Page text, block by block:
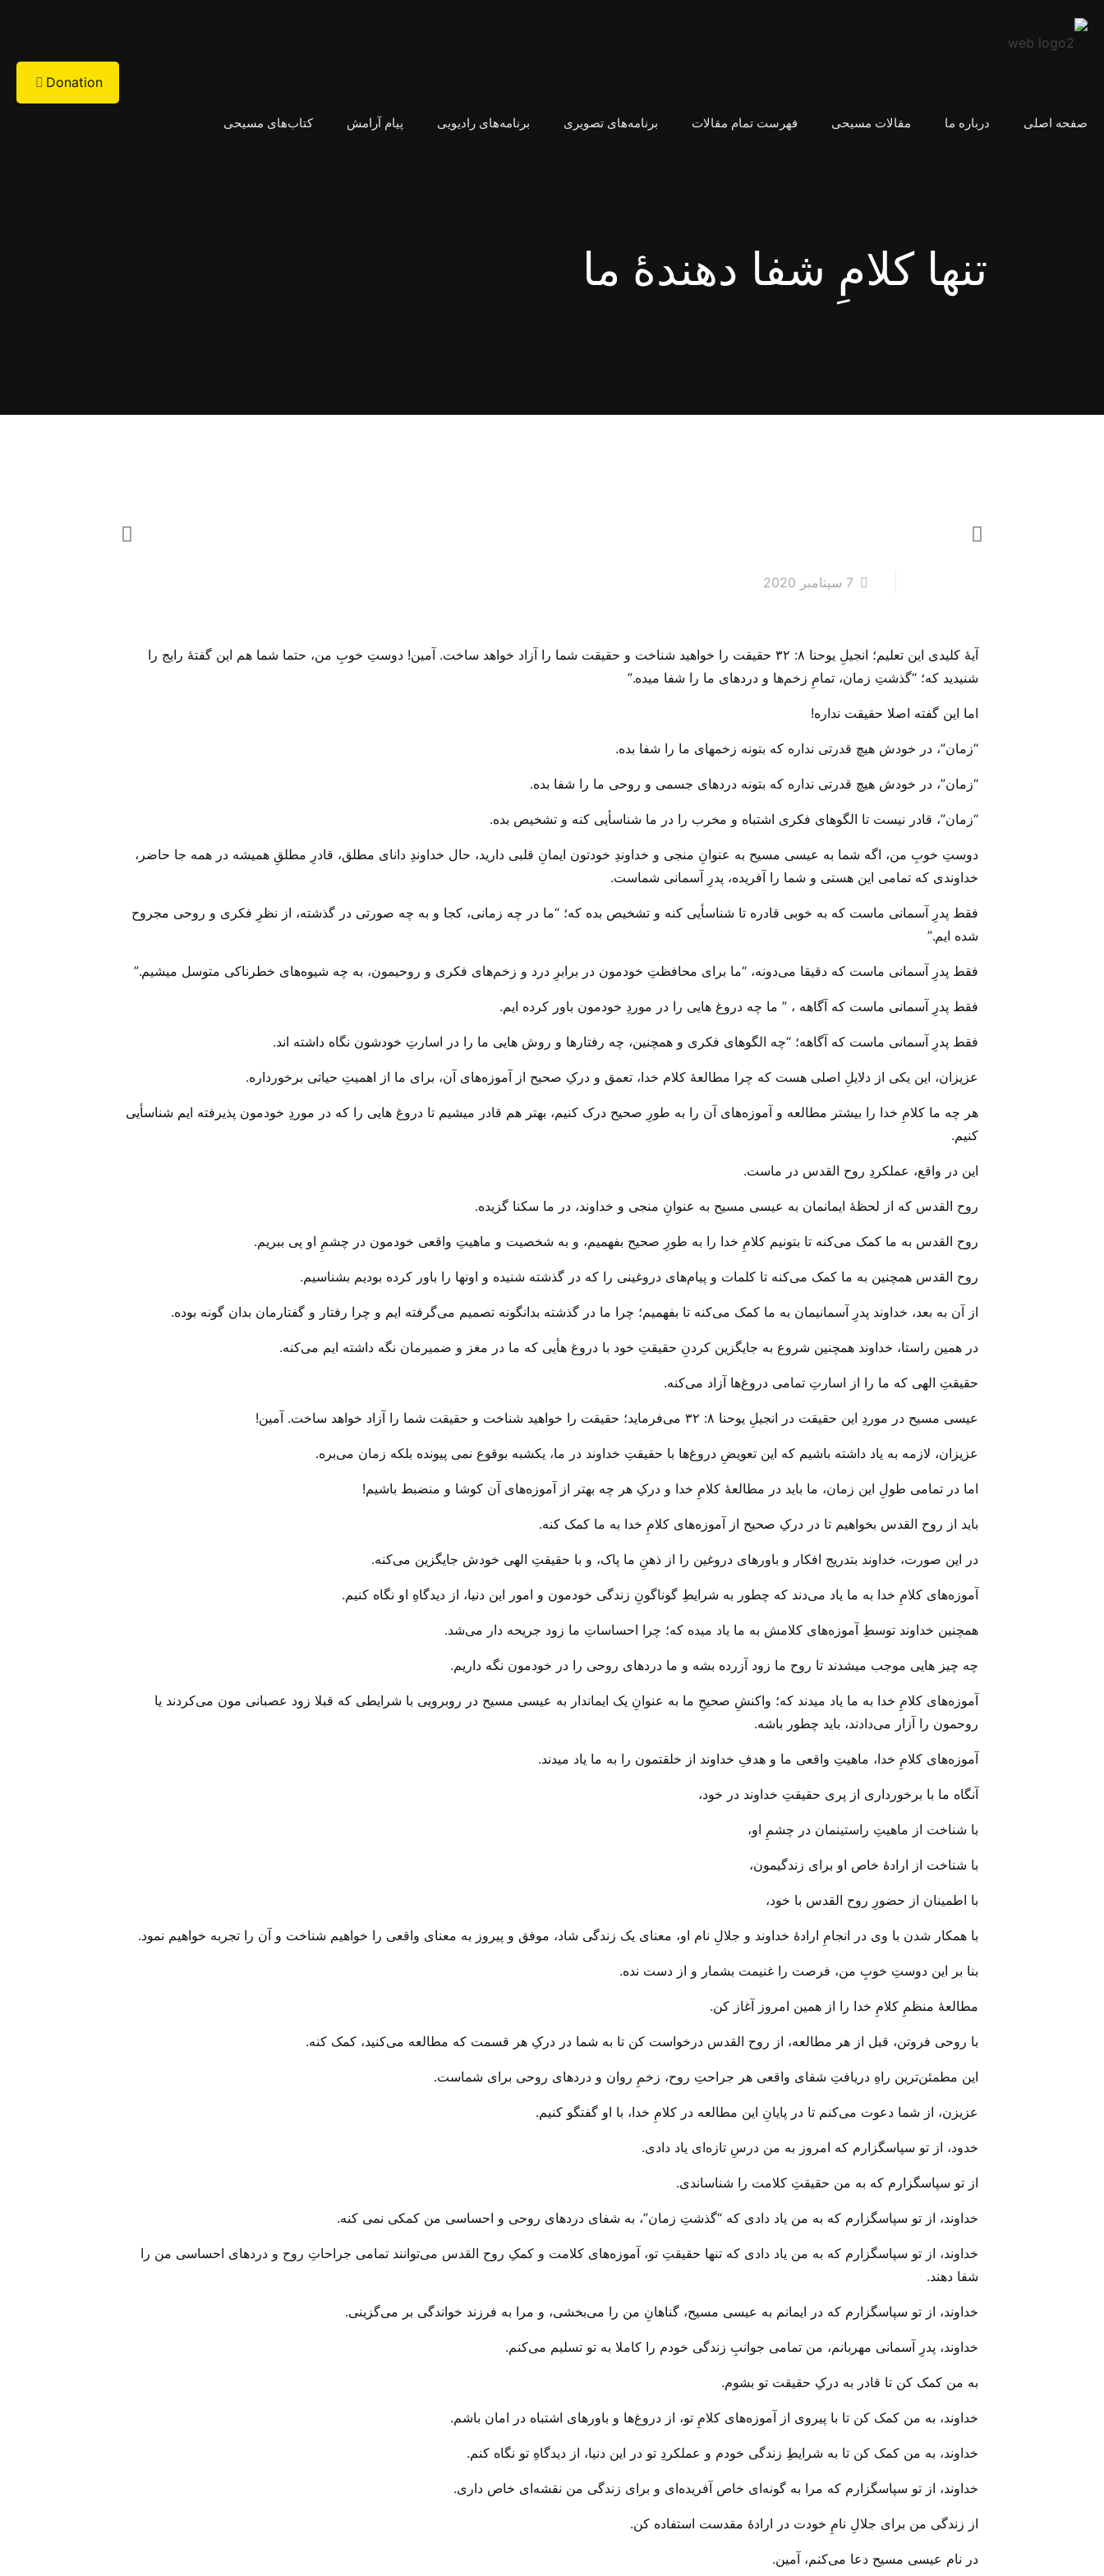
صفحه اصلی درباره ما مقالات مسیحی فهرست تمام مقالات برنامه‌های تصویری برنامه‌های رادیویی پیام آرامش کتاب‌های مسیحی
Donation
تنها کلامِ شفا دهندهٔ ما
7 سپتامبر 2020
آیهٔ کلیدی این تعلیم؛ انجیلِ یوحنا ۸: ۳۲ حقیقت را خواهید شناخت و حقیقت شما را آزاد خواهد ساخت. آمین! دوستِ خوبِ من، حتما شما هم این گفتهٔ رایج را
شنیدید که؛ “گذشتِ زمان، تمامِ زخم‌ها و درد‌های ما را شفا میده.”
اما این گفته اصلا حقیقت نداره!
“زمان”، در خودش هیچ قدرتی نداره که بتونه زخمهای ما را شفا بده.
“زمان”، در خودش هیچ قدرتی نداره که بتونه درد‌های جسمی و روحی ما را شفا بده.
“زمان”، قادر نیست تا الگو‌های فکری اشتباه و مخرب را در ما شناسأیی کنه و تشخیص بده.
دوستِ خوبِ من، اگه شما به عیسی مسیح به عنوانِ منجی و خداوندِ خودتون ایمانِ قلبی دارید، حال خداوندِ دانای مطلق، قادرِ مطلقِ همیشه در همه جا حاضر،
خداوندی که تمامی این هستی‌ و شما را آفریده، پدرِ آسمانی شماست.
فقط پدرِ آسمانی ماست که به خوبی قادره تا شناسأیی کنه و تشخیص بده که؛ “ما در چه زمانی، کجا و به چه صورتی در گذشته، از نظرِ فکری و روحی مجروح
شده ایم.”
فقط پدرِ آسمانی ماست که دقیقا می‌‌دونه، “ما برای محافظتِ خودمون در برابرِ درد و زخم‌های فکری و روحیمون، به چه شیوه‌های خطرناکی متوسل میشیم.”
فقط پدرِ آسمانی ماست که آگاهه ، ” ما چه دروغ هایی را در موردِ خودمون باور کرده ایم.
فقط پدرِ آسمانی ماست که آگاهه؛ “چه الگو‌های فکری و همچنین، چه رفتار‌ها و روش هایی ما را در اسارتِ خودشون نگاه داشته ا‌ند.
عزیزان، این یکی از دلایلِ اصلی هست که چرا مطالعهٔ کلام خدا، تعمق و درکِ صحیح از آموزه‌های آن، برای ما از اهمیتِ حیاتی برخورداره.
هر چه ما کلامِ خدا را بیشتر مطالعه و آموزه‌های آن را به طورِ صحیح درک کنیم، بهتر هم قادر میشیم تا دروغ هایی را که در موردِ خودمون پذیرفته ایم شناسأیی
کنیم.
این در واقع، عملکردِ روح القدس در ماست.
روح القدس که از لحظهٔ ایمانمان به عیسی مسیح به عنوانِ منجی و خداوند، در ما سکنا گزیده.
روح القدس به ما کمک می‌‌کنه تا بتونیم کلامِ خدا را به طورِ صحیح بفهمیم، و به شخصیت و ماهیتِ واقعی خودمون در چشمِ او پی ببریم.
روح القدس همچنین به ما کمک می‌‌کنه تا کلمات و پیام‌های دروغینی را که در گذشته شنیده و اونها را باور کرده بودیم بشناسیم.
از آن به بعد، خداوند پدرِ آسمانیمان به ما کمک می‌‌کنه تا بفهمیم؛ چرا ما در گذشته بدانگونه تصمیم می‌‌گرفته ایم و چرا رفتار و گفتارمان بدان گونه بوده.
در همین راستا، خداوند همچنین شروع به جایگزین کردنِ حقیقتِ خود با دروغ هأیی که ما در مغز و ضمیرمان نگه داشته ایم می‌‌کنه.
حقیقتِ الهی که ما را از اسارتِ تمامی دروغ‌ها آزاد می‌‌کنه.
عیسی مسیح در موردِ این حقیقت در انجیلِ یوحنا ۸: ۳۲ می‌‌فرماید؛ حقیقت را خواهید شناخت و حقیقت شما را آزاد خواهد ساخت. آمین!
عزیزان، لازمه به یاد داشته باشیم که این تعویضِ دروغ‌ها با حقیقتِ خداوند در ما، یکشبه بوقوع نمی پیونده بلکه زمان می‌‌بره.
اما در تمامی طولِ این زمان، ما باید در مطالعهٔ کلامِ خدا و درکِ هر چه بهتر از آموزه‌های آن کوشا و منضبط باشیم!
باید از روح القدس بخواهیم تا در درکِ صحیح از آموزه‌های کلامِ خدا به ما کمک کنه.
در این صورت، خداوند بتدریج افکار و باور‌های دروغین را از ذهنِ ما پاک، و با حقیقتِ الهی خودش جایگزین می‌‌کنه.
آموزه‌های کلامِ خدا به ما یاد می‌‌دند که چطور به شرایطِ گوناگونِ زندگی خودمون و امور این دنیا، از دیدگاهِ او نگاه کنیم.
همچنین خداوند توسطِ آموزه‌های کلامش به ما یاد میده که؛ چرا احساساتِ ما زود جریحه دار می‌‌شد.
چه چیز هایی موجب میشدند تا روح ما زود آزرده بشه و ما درد‌های روحی را در خودمون نگه داریم.
آموزه‌های کلامِ خدا به ما یاد میدند که؛ واکنشِ صحیحِ ما به عنوانِ یک ایماندار به عیسی مسیح در روبرویی با شرایطی که قبلا زود عصبانی مون می‌‌کردند یا
روحمون را آزار می‌‌دادند، باید چطور باشه.
آموزه‌های کلامِ خدا، ماهیتِ واقعی ما و هدفِ خداوند از خلقتمون را به ما یاد میدند.
آنگاه ما با برخورداری از پری حقیقتِ خداوند در خود،
با شناخت از ماهیتِ راستینمان در چشمِ او،
با شناخت از ارادهٔ خاص او برای زندگیمون،
با اطمینان از حضورِ روح القدس با خود،
با همکار شدن با وی در انجامِ ارادهٔ خداوند و جلالِ نام او، معنای یک زندگی شاد، موفق و پیروز به معنای واقعی را خواهیم شناخت و آن را تجربه خواهیم نمود.
بنا بر این دوستِ خوبِ من، فرصت را غنیمت بشمار و از دست نده.
مطالعهٔ منظمِ کلامِ خدا را از همین امروز آغاز کن.
با روحی فروتن، قبل از هر مطالعه، از روح القدس درخواست کن تا به شما در درکِ هر قسمت که مطالعه می‌‌کنید، کمک کنه.
این مطمئن‌ترین راهِ دریافتِ شفای واقعی هر جراحتِ روح، زخمِ روان و درد‌های روحی برای شماست.
عزیزن، از شما دعوت می‌‌کنم تا در پایانِ این مطالعه در کلامِ خدا، با او گفتگو کنیم.
خدود، از تو سپاسگزارم که امروز به من درسِ تازه‌ای یاد دادی.
از تو سپاسگزارم که به من حقیقتِ کلامت را شناساندی.
خداوند، از تو سپاسگزارم که به من یاد دادی که “گذشتِ زمان”، به شفای درد‌های روحی و احساسی من کمکی نمی کنه.
خداوند، از تو سپاسگزارم که به من یاد دادی که تنها حقیقتِ تو، آموزه‌های کلامت و کمکِ روح القدس می‌‌توانند تمامی جراحاتِ روح و درد‌های احساسی من را
شفا دهند.
خداوند، از تو سپاسگزارم که در ایمانم به عیسی مسیح، گناهانِ من را می‌‌بخشی، و مرا به فرزند خواندگی بر می‌‌گزینی.
خداوند، پدرِ آسمانی مهربانم، من تمامی جوانبِ زندگی خودم را کاملا به تو تسلیم می‌‌کنم.
به من کمک کن تا قادر به درکِ حقیقت تو بشوم.
خداوند، به من کمک کن تا با پیروی از آموزه‌های کلامِ تو، از دروغ‌ها و باور‌های اشتباه در امان باشم.
خداوند، به من کمک کن تا به شرایطِ زندگی خودم و عملکردِ تو در این دنیا، از دیدگاهِ تو نگاه کنم.
خداوند، از تو سپاسگزارم که مرا به گونه‌ای خاص آفریده‌ای و برای زندگی من نقشه‌ای خاص داری.
از زندگی من برای جلالِ نامِ خودت در ارادهٔ مقدست استفاده کن.
در نام عیسی مسیح دعا می‌‌کنم، آمین.